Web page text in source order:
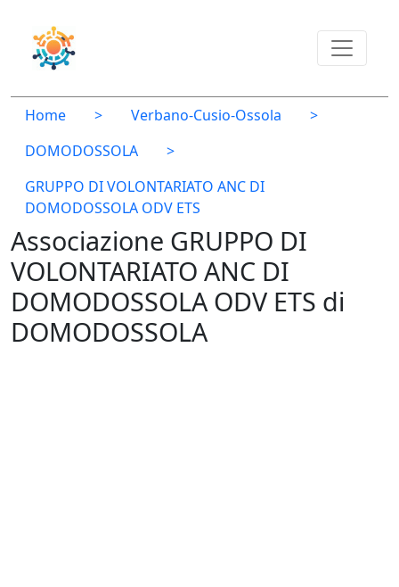
Home > Verbano-Cusio-Ossola
>
DOMODOSSOLA
>
GRUPPO DI VOLONTARIATO ANC DI
DOMODOSSOLA ODV ETS
Associazione GRUPPO DI
VOLONTARIATO ANC DI
DOMODOSSOLA ODV ETS di
DOMODOSSOLA